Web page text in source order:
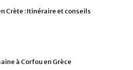
Crète : Itinéraire et conseils
à Corfou en Grèce